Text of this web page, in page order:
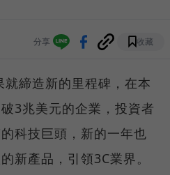
分享 收藏
締造新的里程碑，在本
3兆美元的企業，投資者
科技巨頭，新的一年也
新產品，引領3C業界。